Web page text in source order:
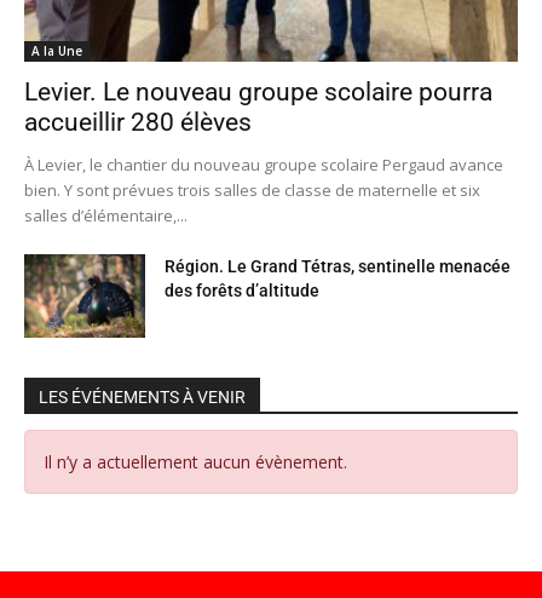
A la Une
Levier. Le nouveau groupe scolaire pourra
accueillir 280 élèves
À Levier, le chantier du nouveau groupe scolaire Pergaud avance
bien. Y sont prévues trois salles de classe de maternelle et six
salles d’élémentaire,...
Région. Le Grand Tétras, sentinelle menacée
des forêts d’altitude
LES ÉVÉNEMENTS À VENIR
Il n’y a actuellement aucun évènement.